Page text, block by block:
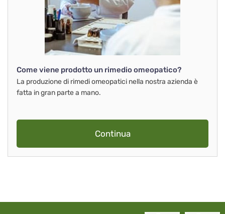
Come viene prodotto un rimedio omeopatico?
La produzione di rimedi omeopatici nella nostra azienda è
fatta in gran parte a mano.
Continua